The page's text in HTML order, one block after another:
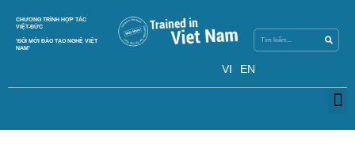
CHƯƠNG TRÌNH HỢP TÁC
VIỆT-ĐỨC
‘ĐỔI MỚI ĐÀO TẠO NGHỀ VIỆT
NAM’
VI EN